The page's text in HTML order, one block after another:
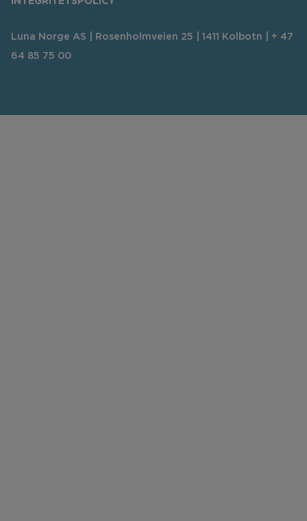
Luna Norge AS | Rosenholmveien 25 | 1411 Kolbotn | + 47
64 85 75 00